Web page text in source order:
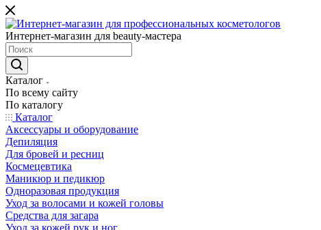
Интернет-магазин для beauty-мастера
Каталог
По всему сайту
По каталогу
Каталог
Аксессуары и оборудование
Депиляция
Для бровей и ресниц
Космецевтика
Маникюр и педикюр
Одноразовая продукция
Уход за волосами и кожей головы
Средства для загара
Уход за кожей рук и ног